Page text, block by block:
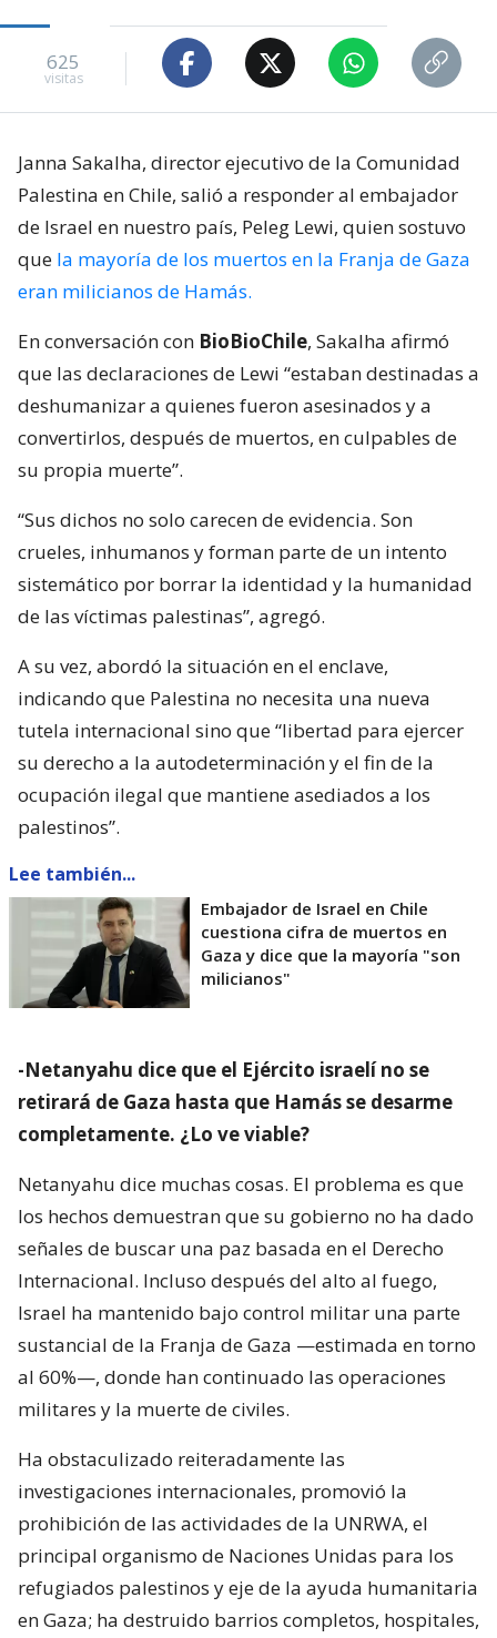
625
visitas
Janna Sakalha, director ejecutivo de la Comunidad
Palestina en Chile, salió a responder al embajador
de Israel en nuestro país, Peleg Lewi, quien sostuvo
que la mayoría de los muertos en la Franja de Gaza
eran milicianos de Hamás.
En conversación con BioBioChile, Sakalha afirmó
que las declaraciones de Lewi “estaban destinadas a
deshumanizar a quienes fueron asesinados y a
convertirlos, después de muertos, en culpables de
su propia muerte”.
“Sus dichos no solo carecen de evidencia. Son
crueles, inhumanos y forman parte de un intento
sistemático por borrar la identidad y la humanidad
de las víctimas palestinas”, agregó.
A su vez, abordó la situación en el enclave,
indicando que Palestina no necesita una nueva
tutela internacional sino que “libertad para ejercer
su derecho a la autodeterminación y el fin de la
ocupación ilegal que mantiene asediados a los
palestinos”.
Lee también...
Embajador de Israel en Chile
cuestiona cifra de muertos en
Gaza y dice que la mayoría "son
milicianos"
-Netanyahu dice que el Ejército israelí no se
retirará de Gaza hasta que Hamás se desarme
completamente. ¿Lo ve viable?
Netanyahu dice muchas cosas. El problema es que
los hechos demuestran que su gobierno no ha dado
señales de buscar una paz basada en el Derecho
Internacional. Incluso después del alto al fuego,
Israel ha mantenido bajo control militar una parte
sustancial de la Franja de Gaza —estimada en torno
al 60%—, donde han continuado las operaciones
militares y la muerte de civiles.
Ha obstaculizado reiteradamente las
investigaciones internacionales, promovió la
prohibición de las actividades de la UNRWA, el
principal organismo de Naciones Unidas para los
refugiados palestinos y eje de la ayuda humanitaria
en Gaza; ha destruido barrios completos, hospitales,